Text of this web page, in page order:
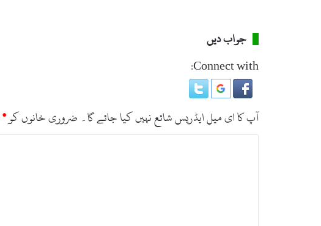
جواب دیں
Connect with:
آپ کا ای میل ایڈریس شائع نہیں کیا جائے گا۔ ضروری خانوں کو*